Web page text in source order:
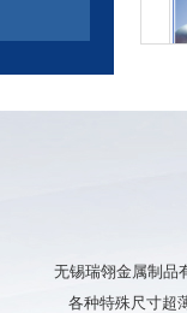
无锡瑞翎金属制品
各种特殊尺寸超